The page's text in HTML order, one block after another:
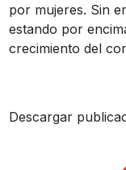
por mujeres. Sin
estando por
crecimiento del
Descargar